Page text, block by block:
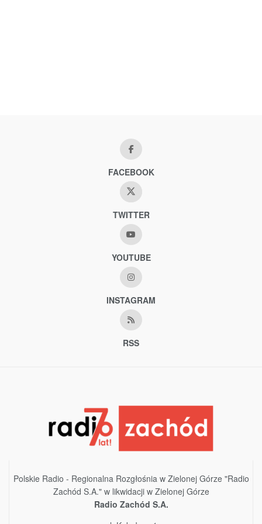
FACEBOOK
TWITTER
YOUTUBE
INSTAGRAM
RSS
Polskie Radio - Regionalna Rozgłośnia w Zielonej Górze "Radio
Zachód S.A." w likwidacji w Zielonej Górze
Radio Zachód S.A.